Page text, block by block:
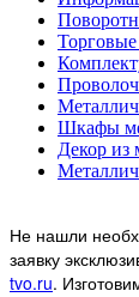
Шкафы
Декор из
Не нашли
заявку
tvo.ru.